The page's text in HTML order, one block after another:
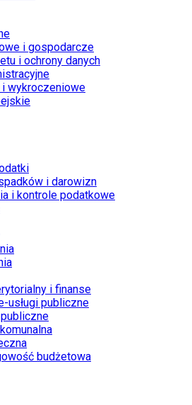
i gospodarcze
i ochrony danych
i wykroczeniowe
i darowizn
i kontrole podatkowe
i finanse
usługi publiczne
budżetowa